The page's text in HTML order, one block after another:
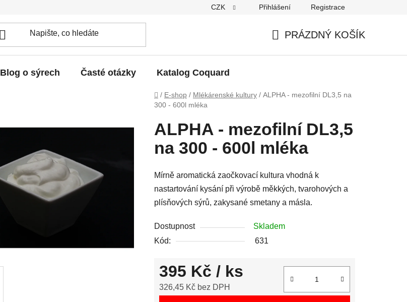
CZK Přihlášení Registrace
PRÁZDNÝ KOŠÍK
Blog o sýrech Časté otázky Katalog Coquard
Domů
/ E-shop / Mlékárenské kultury / ALPHA - mezofilní DL3,5 na
300 - 600l mléka
ALPHA - mezofilní DL3,5
na 300 - 600l mléka
Mírně aromatická zaočkovací kultura vhodná k
nastartování kysání při výrobě měkkých, tvarohových a
plísňových sýrů, zakysané smetany a másla.
Dostupnost
Skladem
Kód:
631
395 Kč / ks
326,45 Kč bez DPH